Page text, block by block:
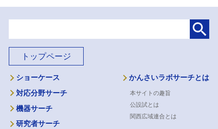
トップページ
ショーケース
対応分野サーチ
機器サーチ
研究者サーチ
かんさいラボサーチとは
本サイトの趣旨
公設試とは
関西広域連合とは